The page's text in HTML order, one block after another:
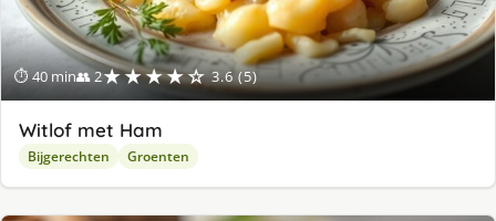
⏱ 40 min👥 2★★★★☆ 3.6 (5)
Witlof met Ham
Bijgerechten Groenten